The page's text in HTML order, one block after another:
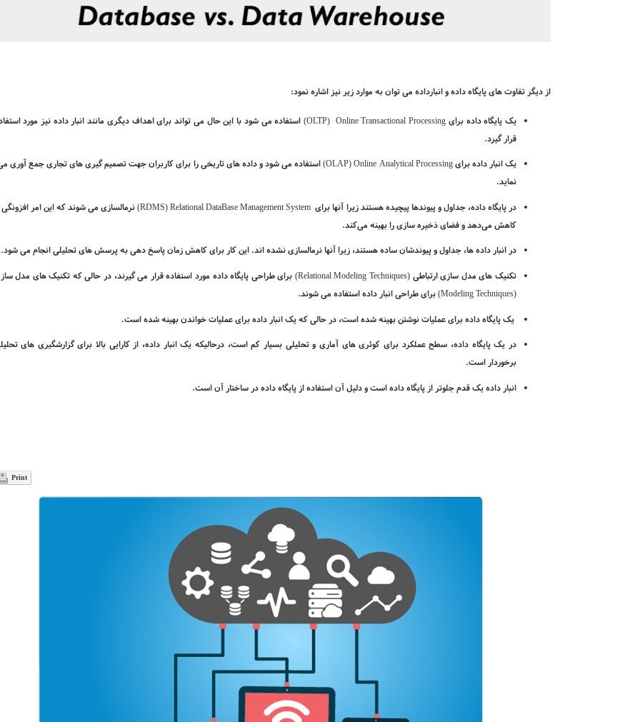
از دیگر تفاوت های پایگاه داده و انبارداده می­ توان به موارد زیر نیز اشاره نمود:
یک پایگاه داده برای Online Transactional Processing
(
OLTP) استفاده می ­شود با این حال می­ تواند برای اهداف دیگری مانند انبار داده نیز مورد
قرار گیرد.
یک انبار داده برایOnline Analytical Processing
(
OLAP) استفاده می­ شود و داده ­های تاریخی را برای کاربران جهت تصمیم گیری های تجاری جمع­ آوری
نماید.
در پایگاه داده، جداول و پیوندها پیچیده هستند زیرا آنها برای Relational DataBase Management System
(
RDMS) نرمالسازی می ­شوند که این امر افزونگی
کاهش میدهد و فضای ذخیره سازی را بهینه میکند.
در انبار داده ها، جداول و پیوندشان ساده هستند، زیرا آن­ها نرمالسازی نشده اند. این کار برای کاهش زمان پاسخ­ دهی به پرسش های تحلیلی انجام می­ شود.
تکنیک های مدل سازی ارتباطی (Relational Modeling Techniques) برای طراحی پایگاه داده مورد استفاده قرار می­ گیرند، در حالی که تکنیک های مدل
(
Modeling Techniques) برای طراحی انبار داده استفاده می شوند.
یک پایگاه داده برای عملیات نوشتن بهینه شده است، در حالی که یک انبار داده برای عملیات خواندن بهینه شده است.
در یک پایگاه داده، سطح عملکرد برای کوئری ­های آماری و تحلیلی بسیار کم است، درحالی­که یک انبار داده، از کارایی بالا برای گزارشگیری­ های
برخوردار است.
انبار داده یک قدم جلوتر از پایگاه داده است و دلیل آن استفاده از پایگاه داده در ساختار آن است.
Print